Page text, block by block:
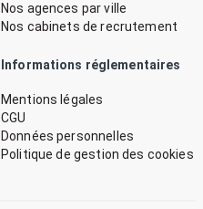
Nos agences par ville
Nos cabinets de recrutement
Informations réglementaires
Mentions légales
CGU
Données personnelles
Politique de gestion des cookies